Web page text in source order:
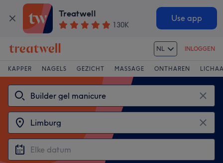
Treatwell
130K
Use app
NL INLOGGEN
KAPPER NAGELS GEZICHT MASSAGE ONTHAREN